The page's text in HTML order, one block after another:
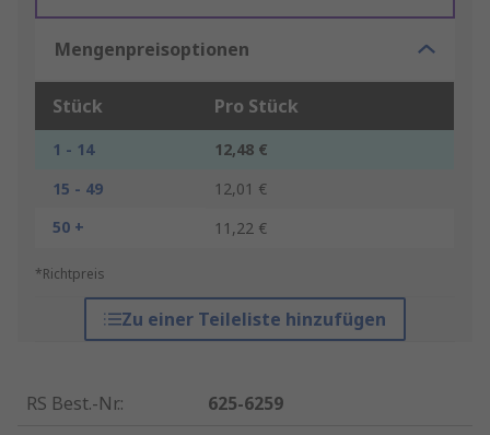
Mengenpreisoptionen
Stück Pro Stück
1 - 14
12,48 €
15 - 49
12,01 €
50 +
11,22 €
*Richtpreis
Zu einer Teileliste hinzufügen
RS Best.-Nr.:
625-6259